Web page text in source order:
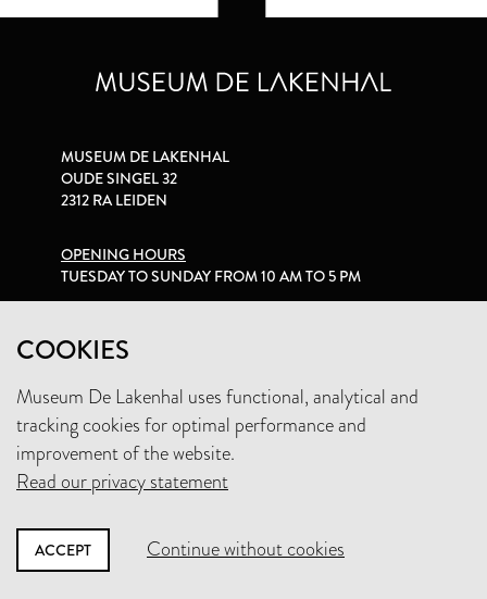
COOKIES
Museum De Lakenhal uses functional, analytical and
tracking cookies for optimal performance and
improvement of the website.
Read our privacy statement
ACCEPT Continue without cookies
MUSEUM DE LAKENHAL
OUDE SINGEL 32
2312 RA LEIDEN
OPENING HOURS
TUESDAY TO SUNDAY FROM 10 AM TO 5 PM
+31 (0)71 5165360
INFO@LAKENHAL.NL
SUPPORT THE MUSEUM
NEWSLETTER